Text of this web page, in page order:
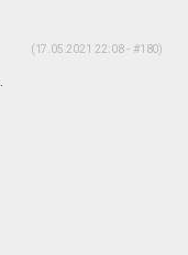
(17.05.2021 22:08 - #180)